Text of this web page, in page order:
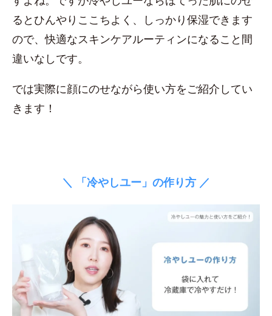
るとひんやりここちよく、しっかり保湿できます
ので、快適なスキンケアルーティンになること間
違いなしです。
では実際に顔にのせながら使い方をご紹介してい
きます！
＼ 「冷やしユー」の作り方 ／